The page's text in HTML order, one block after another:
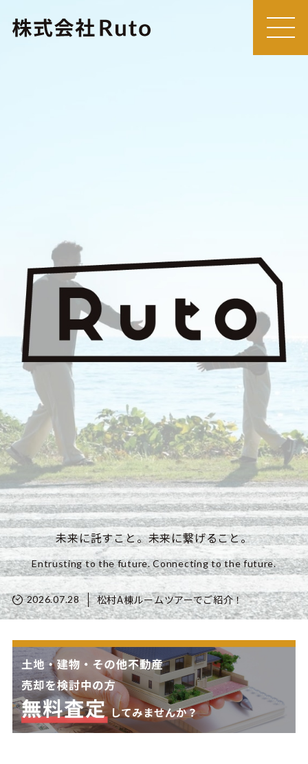
MEN
U
未来に託すこと。未来に繋げること。
Entrusting to the future. Connecting to the future.
2026.07.28 松村A棟ルームツアーでご紹介！